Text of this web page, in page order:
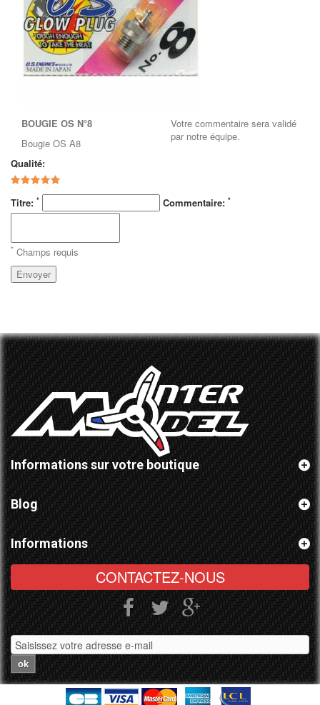
BOUGIE OS N°8
Bougie OS A8
Votre commentaire sera validé
par notre équipe.
Qualité:
Titre: * Commentaire: *
* Champs requis
Envoyer
Informations sur votre boutique
Blog
Informations
CONTACTEZ-NOUS
ok